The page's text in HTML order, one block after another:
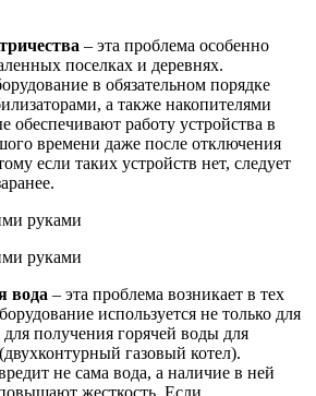
– эта проблема особенно
поселках и деревнях.
в обязательном порядке
а также накопителями
обеспечивают работу устройства в
времени даже после отключения
если таких устройств нет, следует
вода – эта проблема возникает в тех
используется не только для
получения горячей воды для
газовый котел).
не сама вода, а наличие в ней
жесткость. Если